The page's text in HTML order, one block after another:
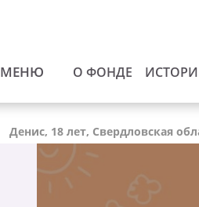
МЕНЮ О ФОНДЕ
Денис, 18 лет, Свердловская